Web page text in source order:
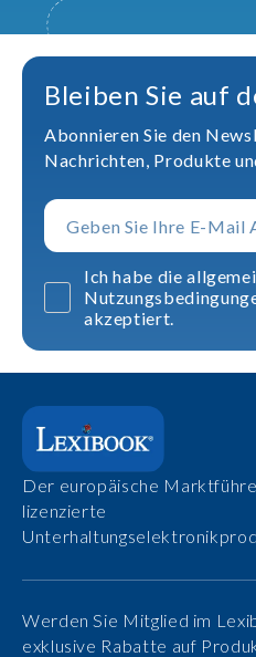
Bleiben Sie auf
Abonnieren Sie den
Nachrichten, Produkte
Ich habe die
akzeptiert.
Der europäische
lizenzierte
Werden Sie Mitglied im
exklusive Rabatte auf